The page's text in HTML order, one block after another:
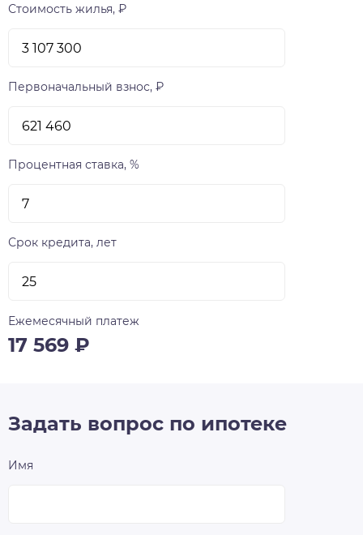
Стоимость жилья, ₽
Первоначальный взнос, ₽
Процентная ставка, %
Срок кредита, лет
Ежемесячный платеж
17 569 ₽
Задать вопрос по ипотеке
Имя